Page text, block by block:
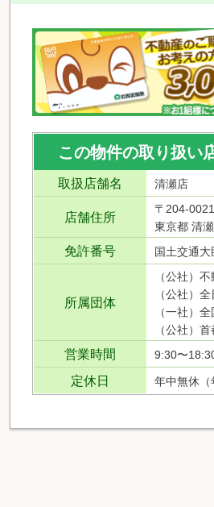
この物件の取り扱い
取扱店舗名 清瀬店
店舗住所
〒204-0021
東京都 清
免許番号 国土交通
所属団体
（公社）
（公社）
（一社）
（公社）
営業時間 9:30〜
定休日 年中無休（